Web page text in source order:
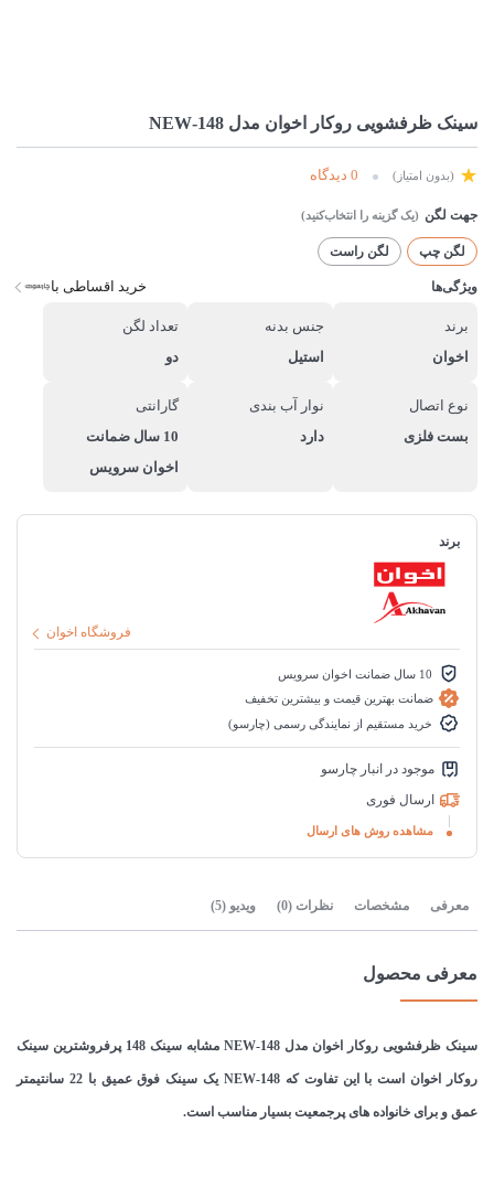
سینک ظرفشویی روکار اخوان مدل 148-NEW
(بدون امتیاز) 0 دیدگاه
جهت لگن
لگن چپ لگن راست
ویژگی‌ها خرید اقساطی با
برند
اخوان
جنس بدنه
استیل
تعداد لگن
دو
نوع اتصال
بست فلزی
نوار آب بندی
دارد
گارانتی
10 سال ضمانت
اخوان سرویس
برند
فروشگاه اخوان
10 سال ضمانت اخوان سرویس
ضمانت بهترین قیمت و بیشترین تخفیف
خرید مستقیم از نمایندگی رسمی (چارسو)
موجود در انبار چارسو
ارسال فوری
مشاهده روش های ارسال
معرفی مشخصات نظرات (0) ویدیو (5)
معرفی محصول
سینک ظرفشویی روکار اخوان مدل 148-NEW مشابه سینک 148 پرفروشترین سینک
روکار اخوان است با این تفاوت که 148-NEW یک سینک فوق عمیق با 22 سانتیمتر
عمق و برای خانواده های پرجمعیت بسیار مناسب است.